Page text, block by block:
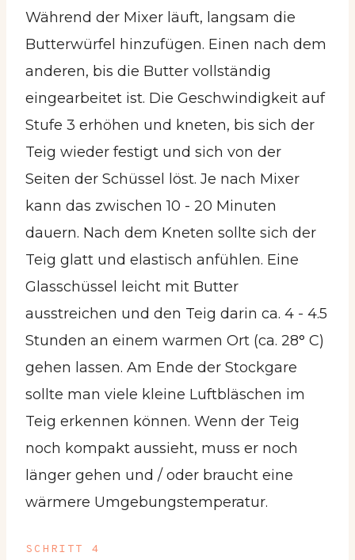
Während der Mixer läuft, langsam die
Butterwürfel hinzufügen. Einen nach dem
anderen, bis die Butter vollständig
eingearbeitet ist. Die Geschwindigkeit auf
Stufe 3 erhöhen und kneten, bis sich der
Teig wieder festigt und sich von der
Seiten der Schüssel löst. Je nach Mixer
kann das zwischen 10 - 20 Minuten
dauern. Nach dem Kneten sollte sich der
Teig glatt und elastisch anfühlen. Eine
Glasschüssel leicht mit Butter
ausstreichen und den Teig darin ca. 4 - 4.5
Stunden an einem warmen Ort (ca. 28° C)
gehen lassen. Am Ende der Stockgare
sollte man viele kleine Luftbläschen im
Teig erkennen können. Wenn der Teig
noch kompakt aussieht, muss er noch
länger gehen und / oder braucht eine
wärmere Umgebungstemperatur.
SCHRITT 4